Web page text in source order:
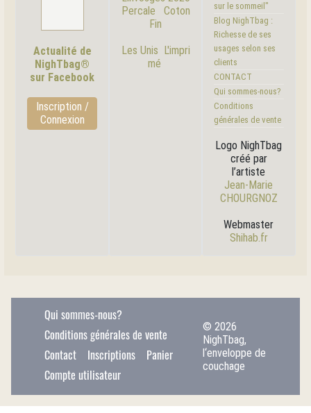
Actualité de
NighTbag®
sur Facebook
Inscription /
Connexion
Percale
Coton
Fin
Les Unis
L'impri
mé
sur le sommeil"
Blog NighTbag :
Richesse de ses
usages selon ses
clients
CONTACT
Qui sommes-nous?
Conditions
générales de vente
Logo NighTbag
créé par
l’artiste
Jean-Marie
CHOURGNOZ
Webmaster
Shihab.fr
Qui sommes-nous?
Conditions générales de vente
Contact
Inscriptions
Panier
Compte utilisateur
© 2026
NighTbag,
l‘enveloppe de
couchage